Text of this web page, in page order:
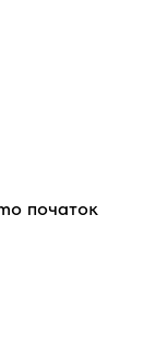
початок